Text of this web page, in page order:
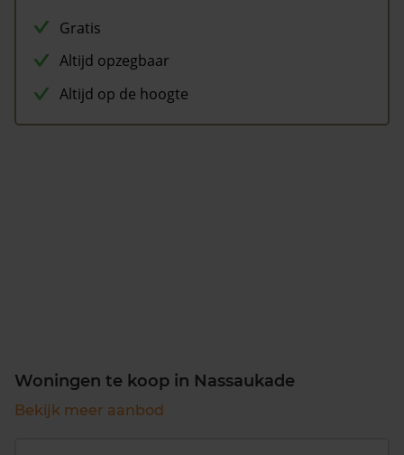
Gratis
Altijd opzegbaar
Altijd op de hoogte
Woningen te koop in Nassaukade
Bekijk meer aanbod